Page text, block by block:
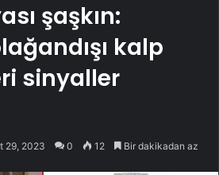
şaşkın:
kalp
sinyaller
29, 2023 0 12 Bir dakikadan az